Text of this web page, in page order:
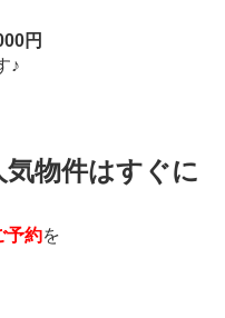
円
♪
物件はすぐに
予約を